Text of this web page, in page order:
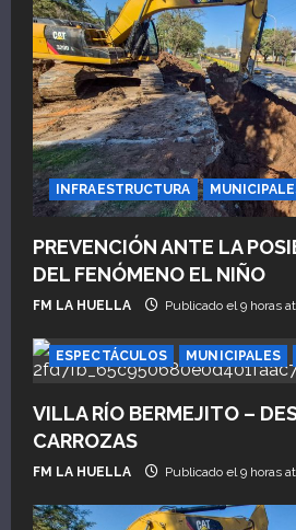
INFRAESTRUCTURA
PREVENCIÓN ANTE LA
DEL FENÓMENO EL NIÑO
FM LA HUELLA Publicado el 9 horas
ESPECTÁCULOS MUNICIPALES
VILLA RÍO BERMEJITO –
CARROZAS
FM LA HUELLA Publicado el 9 horas